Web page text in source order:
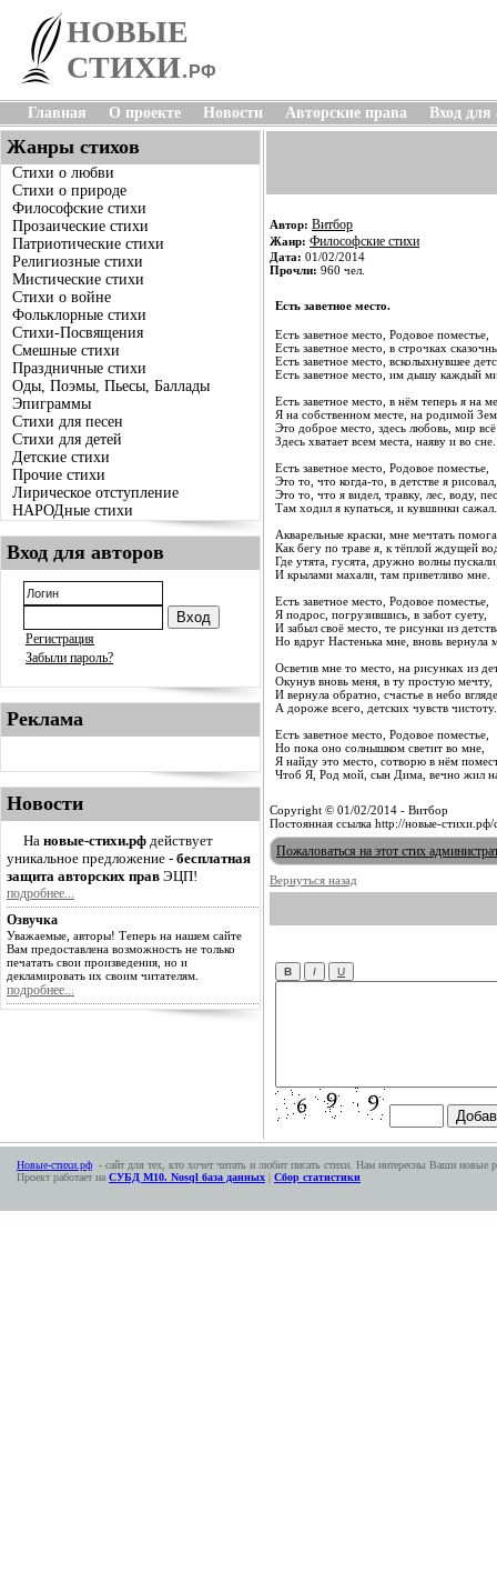
НОВЫЕ
СТИХИ. РФ
Главная О проекте Новости Авторские права Вход для
Жанры стихов
Стихи о любви
Стихи о природе
Философские стихи
Прозаические стихи
Патриотические стихи
Религиозные стихи
Мистические стихи
Стихи о войне
Фольклорные стихи
Стихи-Посвящения
Смешные стихи
Праздничные стихи
Оды, Поэмы, Пьесы, Баллады
Эпиграммы
Стихи для песен
Стихи для детей
Детские стихи
Прочие стихи
Лирическое отступление
НАРОДные стихи
Вход для авторов
Регистрация
Забыли пароль?
Реклама
Новости
На новые-стихи.рф действует
уникальное предложение - бесплатная
защита авторских прав ЭЦП!
подробнее...
Озвучка
Уважаемые, авторы! Теперь на нашем сайте
Вам предоставлена возможность не только
печатать свои произведения, но и
декламировать их своим читателям.
подробнее...
Автор: Витбор
Жанр: Философские стихи
Дата: 01/02/2014
Прочли: 960 чел.
Есть заветное место.
Есть заветное место, Родовое поместье,
Есть заветное место, в строчках
Есть заветное место, всколыхнувшее
Есть заветное место, им дышу каждый
Есть заветное место, в нём теперь я на
Я на собственном месте, на родимой
Это доброе место, здесь любовь, мир всё
Здесь хватает всем места, наяву и во сне.
Есть заветное место, Родовое поместье,
Это то, что когда-то, в детстве я рисовал,
Это то, что я видел, травку, лес, воду,
Там ходил я купаться, и кувшинки сажал.
Акварельные краски, мне мечтать
Как бегу по траве я, к тёплой ждущей
Где утята, гусята, дружно волны
И крылами махали, там приветливо мне.
Есть заветное место, Родовое поместье,
Я подрос, погрузившись, в забот суету,
И забыл своё место, те рисунки из
Но вдруг Настенька мне, вновь вернула
Осветив мне то место, на рисунках из
Окунув вновь меня, в ту простую мечту,
И вернула обратно, счастье в небо
А дороже всего, детских чувств чистоту.
Есть заветное место, Родовое поместье,
Но пока оно солнышком светит во мне,
Я найду это место, сотворю в нём
Чтоб Я, Род мой, сын Дима, вечно жил
Copyright © 01/02/2014 - Витбор
Постоянная ссылка http://новые-стихи.рф/
Пожаловаться на этот стих
Вернуться назад
Новые-стихи.рф - сайт для тех, кто хочет читать и любит писать стихи. Нам интересны Ваши новые
Проект работает на СУБД М10. Nosql база данных | Сбор статистики